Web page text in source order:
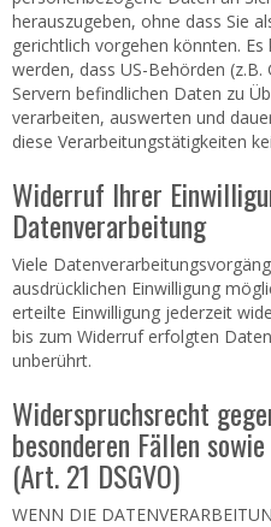
herauszugeben, ohne dass Sie
gerichtlich vorgehen könnten.
werden, dass US-Behörden
Servern befindlichen Daten zu
verarbeiten, auswerten und
diese Verarbeitungstätigkeiten
Widerruf Ihrer
Datenverarbeitung
Viele
ausdrücklichen Einwilligung
erteilte Einwilligung jederzeit
bis zum Widerruf erfolgten
unberührt.
Widerspruchsrecht
besonderen Fällen
(Art. 21 DSGVO)
WENN DIE